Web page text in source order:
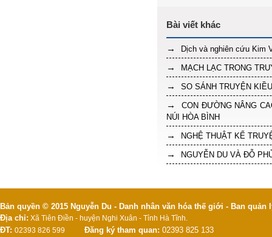
Dịch và nghiên cứu Kim
MẠCH LẠC TRONG
SO SÁNH TRUYỆN
CON ĐƯỜNG NÂNG
NÚI HÒA BÌNH
NGHỆ THUẬT KỂ
NGUYỄN DU VÀ ĐỖ
Bản quyền © 2015 Nguyễn Du - Danh nhân văn hóa thế giới - Ban
Địa chỉ: Xã Tiên Điền - huyện Nghi Xuân - Tỉnh Hà Tĩnh.
ĐT: 02393 826 599 Đăng ký tham quan: 02393 825 133